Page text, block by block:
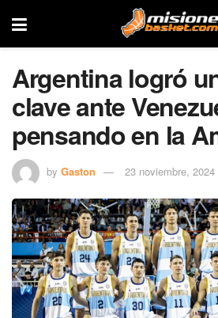
Argentina logró
clave ante
pensando en la
by Gaston 23 noviembre, 2024